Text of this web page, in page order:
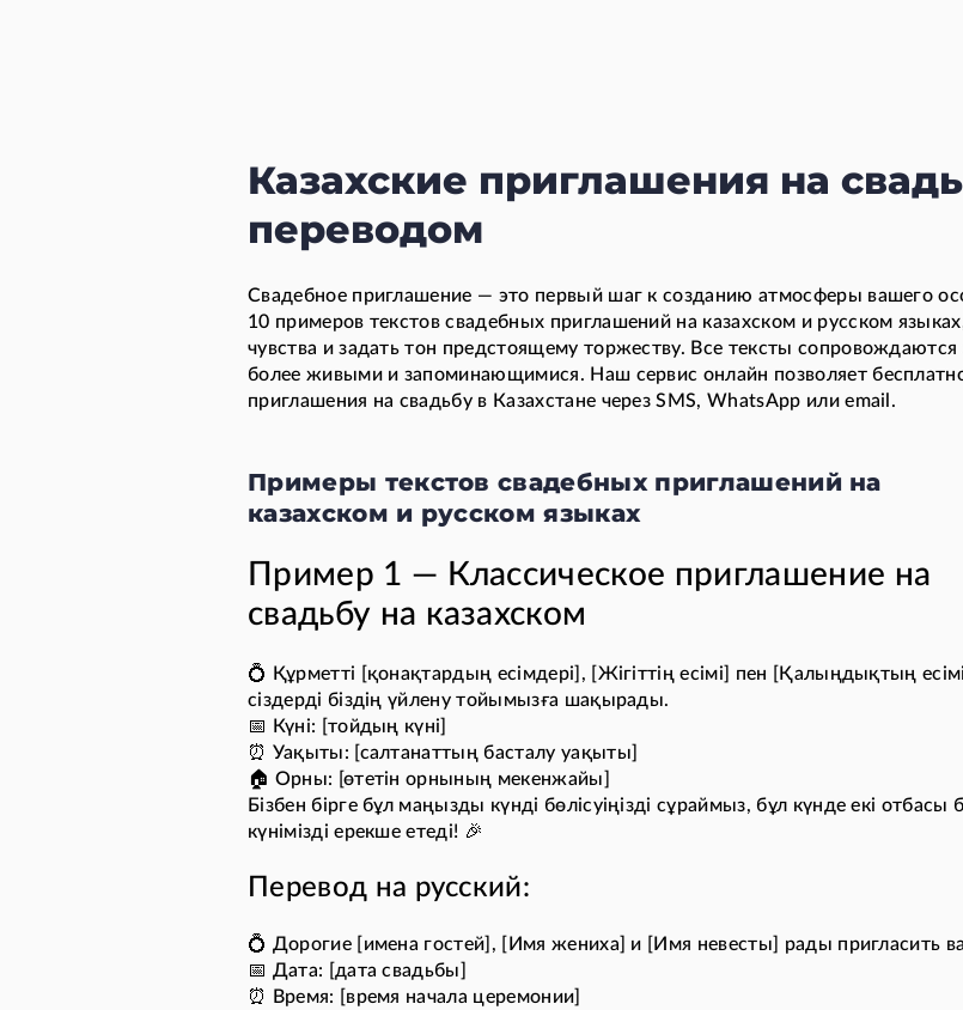
Казахские приглашения на
переводом
Свадебное приглашение — это первый шаг к созданию атмосферы вашего
10 примеров текстов свадебных приглашений на казахском и русском
чувства и задать тон предстоящему торжеству. Все тексты
более живыми и запоминающимися. Наш сервис онлайн позволяет
приглашения на свадьбу в Казахстане через SMS, WhatsApp или email.
Примеры текстов свадебных приглашений на
казахском и русском языках
Пример 1 — Классическое приглашение на
свадьбу на казахском
💍 Құрметті [қонақтардың есімдері], [Жігіттің есімі] пен [Қалыңдықтың есімі]
сіздерді біздің үйлену тойымызға шақырады.
📅 Күні: [тойдың күні]
⏰ Уақыты: [салтанаттың басталу уақыты]
🏠 Орны: [өтетін орнының мекенжайы]
Бізбен бірге бұл маңызды күнді бөлісуіңізді сұраймыз, бұл күнде екі
күнімізді ерекше етеді! 🎉
Перевод на русский:
💍 Дорогие [имена гостей], [Имя жениха] и [Имя невесты] рады пригласить
📅 Дата: [дата свадьбы]
⏰ Время: [время начала церемонии]